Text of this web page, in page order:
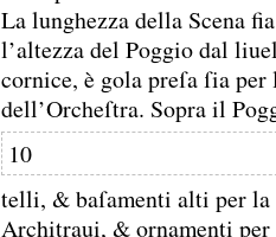
La lunghezza della Scena
l’altezza del Poggio dal
cornice, è gola preſa ſia
dell’Orcheſtra. Sopra il
10
telli, &baſamenti alti per
Architraui, &ornamenti